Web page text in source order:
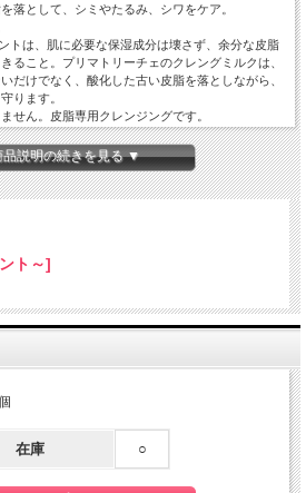
落として、シミやたるみ、シワをケア。
トは、肌に必要な保湿成分は壊さず、余分な皮脂
ること。プリマトリーチェのクレングミルクは、
だけでなく、酸化した古い皮脂を落としながら、
ります。
せん。皮脂専用クレンジングです。
ています。
説明の続きを見る ▼
ト～]
在庫 ○